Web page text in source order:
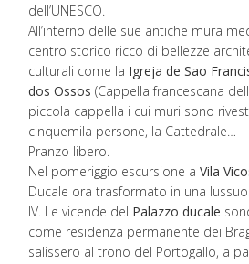
dell’UNESCO.
All’interno delle sue antiche mura
centro storico ricco di bellezze
culturali come la Igreja de Sao
dos Ossos (Cappella francescana
piccola cappella i cui muri sono
cinquemila persone, la Cattedrale…
Pranzo libero.
Nel pomeriggio escursione a Vila
Ducale ora trasformato in una
IV. Le vicende del Palazzo ducale
come residenza permanente dei
salissero al trono del Portogallo, a